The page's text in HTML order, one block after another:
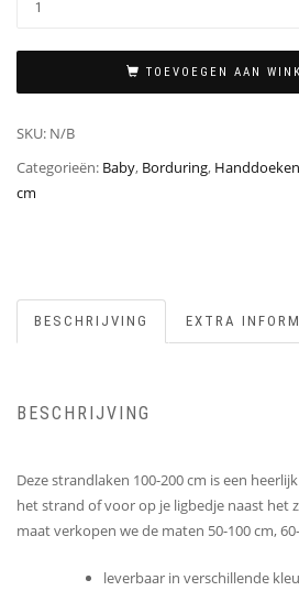
TOEVOEGEN AAN
SKU: N/B
Categorieën: Baby, Borduring, Handdoeken
cm
BESCHRIJVING EXTRA
BESCHRIJVING
Deze strandlaken 100-200 cm is een
het strand of voor op je ligbedje naast het
maat verkopen we de maten 50-100 cm,
leverbaar in verschillende